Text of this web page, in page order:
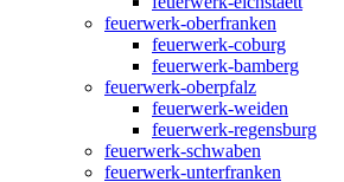
feuerwerk-oberfranken
feuerwerk-coburg
feuerwerk-bamberg
feuerwerk-oberpfalz
feuerwerk-weiden
feuerwerk-regensburg
feuerwerk-schwaben
feuerwerk-unterfranken